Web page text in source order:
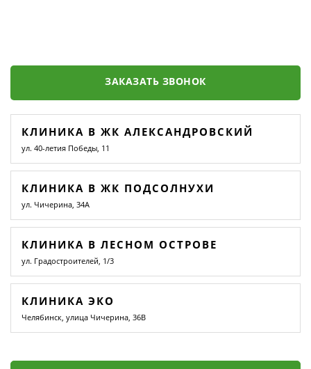
ЗАКАЗАТЬ ЗВОНОК
КЛИНИКА В ЖК АЛЕКСАНДРОВСКИЙ
ул. 40-летия Победы, 11
КЛИНИКА В ЖК ПОДСОЛНУХИ
ул. Чичерина, 34А
КЛИНИКА В ЛЕСНОМ ОСТРОВЕ
ул. Градостроителей, 1/3
КЛИНИКА ЭКО
Челябинск, улица Чичерина, 36В